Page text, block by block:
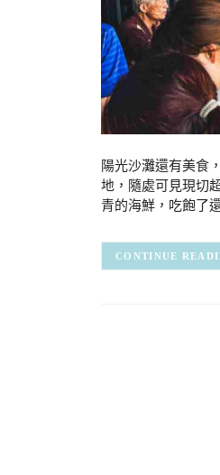
陽光沙灘還有美食
地，隨處可見現切
青的海鮮，吃飽了
CONTINUE